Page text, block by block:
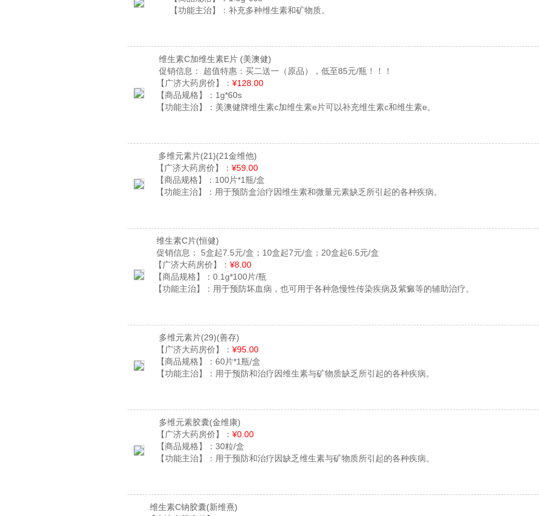
【功能主治】： 补充多种维生素和矿物质。
维生素C加维生素E片 (美澳健)
促销信息：
超值特惠：买二送一（原品），低至85元/瓶！！！
【广济大药房价】： ¥128.00
【商品规格】： 1g*60s
【功能主治】： 美澳健牌维生素c加维生素e片可以补充维生素c和维生素e。
多维元素片(21)(21金维他)
【广济大药房价】： ¥59.00
【商品规格】： 100片*1瓶/盒
【功能主治】： 用于预防盒治疗因维生素和微量元素缺乏所引起的各种疾病。
维生素C片(恒健)
促销信息：
5盒起7.5元/盒；10盒起7元/盒；20盒起6.5元/盒
【广济大药房价】： ¥8.00
【商品规格】： 0.1g*100片/瓶
【功能主治】： 用于预防坏血病，也可用于各种急慢性传染疾病及紫癜等的辅助治疗。
多维元素片(29)(善存)
【广济大药房价】： ¥95.00
【商品规格】： 60片*1瓶/盒
【功能主治】： 用于预防和治疗因维生素与矿物质缺乏所引起的各种疾病。
多维元素胶囊(金维康)
【广济大药房价】： ¥0.00
【商品规格】： 30粒/盒
【功能主治】： 用于预防和治疗因缺乏维生素与矿物质所引起的各种疾病。
维生素C钠胶囊(新维熹)